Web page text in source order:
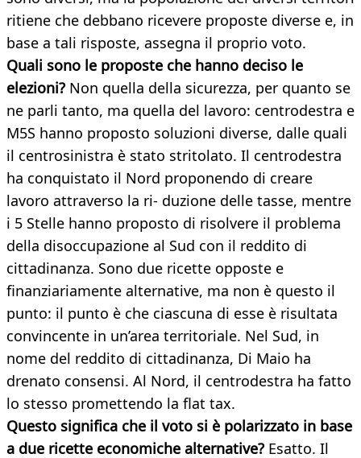
ritiene che debbano ricevere proposte diverse e, in
base a tali risposte, assegna il proprio voto.
Quali sono le proposte che hanno deciso le
elezioni? Non quella della sicurezza, per quanto se
ne parli tanto, ma quella del lavoro: centrodestra e
M5S hanno proposto soluzioni diverse, dalle quali
il centrosinistra è stato stritolato. Il centrodestra
ha conquistato il Nord proponendo di creare
lavoro attraverso la ri- duzione delle tasse, mentre
i 5 Stelle hanno proposto di risolvere il problema
della disoccupazione al Sud con il reddito di
cittadinanza. Sono due ricette opposte e
finanziariamente alternative, ma non è questo il
punto: il punto è che ciascuna di esse è risultata
convincente in un’area territoriale. Nel Sud, in
nome del reddito di cittadinanza, Di Maio ha
drenato consensi. Al Nord, il centrodestra ha fatto
lo stesso promettendo la flat tax.
Questo significa che il voto si è polarizzato in base
a due ricette economiche alternative? Esatto. Il